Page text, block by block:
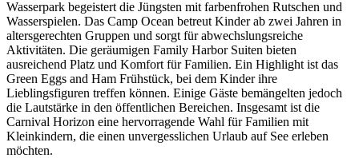
Wasserpark begeistert die Jüngsten mit farbenfrohen Rutschen und
Wasserspielen. Das Camp Ocean betreut Kinder ab zwei Jahren in
altersgerechten Gruppen und sorgt für abwechslungsreiche
Aktivitäten. Die geräumigen Family Harbor Suiten bieten
ausreichend Platz und Komfort für Familien. Ein Highlight ist das
Green Eggs and Ham Frühstück, bei dem Kinder ihre
Lieblingsfiguren treffen können. Einige Gäste bemängelten jedoch
die Lautstärke in den öffentlichen Bereichen. Insgesamt ist die
Carnival Horizon eine hervorragende Wahl für Familien mit
Kleinkindern, die einen unvergesslichen Urlaub auf See erleben
möchten.